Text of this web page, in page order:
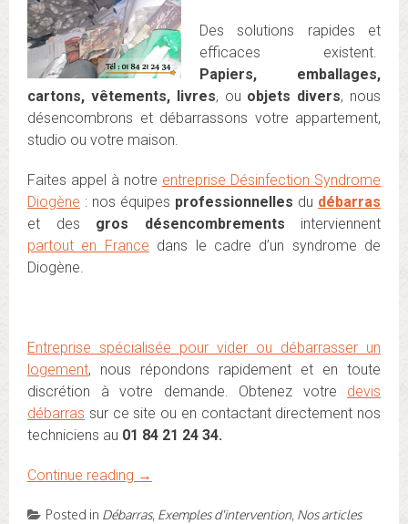
Des solutions rapides et
efficaces existent.
Papiers, emballages,
cartons, vêtements, livres, ou objets divers, nous
désencombrons et débarrassons votre appartement,
studio ou votre maison.
Faites appel à notre entreprise Désinfection Syndrome
Diogène : nos équipes professionnelles du débarras
et des gros désencombrements interviennent
partout en France dans le cadre d’un syndrome de
Diogène.
Entreprise spécialisée pour vider ou débarrasser un
logement, nous répondons rapidement et en toute
discrétion à votre demande. Obtenez votre devis
débarras sur ce site ou en contactant directement nos
techniciens au 01 84 21 24 34.
Continue reading →
Posted in Débarras, Exemples d'intervention, Nos articles